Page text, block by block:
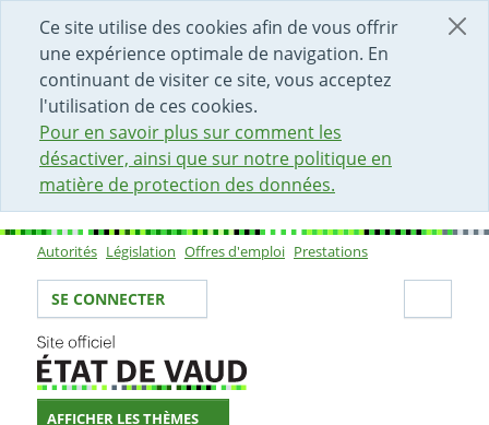
Ce site utilise des cookies afin de vous offrir
une expérience optimale de navigation. En
continuant de visiter ce site, vous acceptez
l'utilisation de ces cookies.
Pour en savoir plus sur comment les
désactiver, ainsi que sur notre politique en
matière de protection des données.
DÉBUT DU CONTENU DE LA PAGE
ACCÈS AU CHAMP DE RECHERCHE
PAGE D'ACCUEIL
FORMULAIRE DE CONTACT
Sous-navigation
Autorités Législation Offres d'emploi Prestations
Votre identité
SE CONNECTER
AFFICHER LES THÈMES